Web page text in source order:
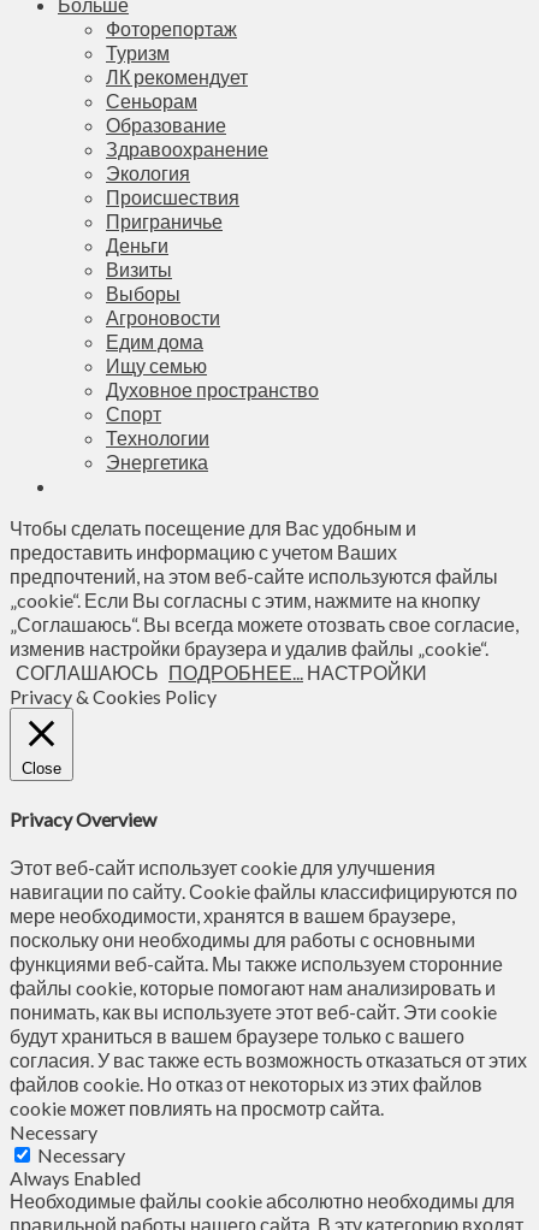
Фоторепортаж
Туризм
ЛК рекомендует
Сеньорам
Образование
Здравоохранение
Экология
Происшествия
Приграничье
Деньги
Визиты
Выборы
Агроновости
Едим дома
Ищу семью
Духовное пространство
Спорт
Технологии
Энергетика
Чтобы сделать посещение для Вас удобным и
предоставить информацию с учетом Ваших
предпочтений, на этом веб-сайте используются файлы
„cookie“. Если Вы согласны с этим, нажмите на кнопку
„Соглашаюсь“. Вы всегда можете отозвать свое согласие,
изменив настройки браузера и удалив файлы „cookie“.
СОГЛАШАЮСЬ ПОДРОБНЕЕ... НАСТРОЙКИ
Privacy & Cookies Policy
Close
Privacy Overview
Этот веб-сайт использует cookie для улучшения
навигации по сайту. Сookie файлы классифицируются по
мере необходимости, хранятся в вашем браузере,
поскольку они необходимы для работы с основными
функциями веб-сайта. Мы также используем сторонние
файлы cookie, которые помогают нам анализировать и
понимать, как вы используете этот веб-сайт. Эти cookie
будут храниться в вашем браузере только с вашего
согласия. У вас также есть возможность отказаться от этих
файлов cookie. Но отказ от некоторых из этих файлов
cookie может повлиять на просмотр сайта.
Necessary
Necessary
Always Enabled
Необходимые файлы cookie абсолютно необходимы для
правильной работы нашего сайта. В эту категорию входят